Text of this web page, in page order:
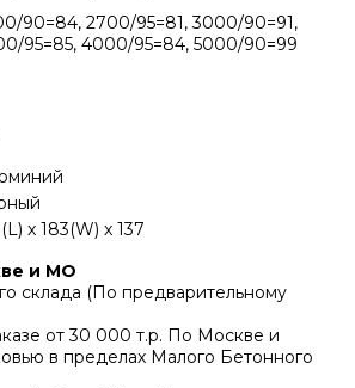
90=84, 2700/95=81, 3000/90=91,
95=85, 4000/95=84, 5000/90=99
x 183(W) x 137
и МО
склада (По предварительному
от 30 000 т.р. По Москве и
в пределах Малого Бетонного